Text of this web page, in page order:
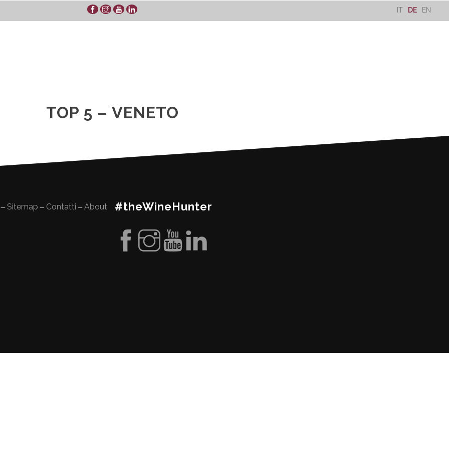
IT DE EN
TOP 5 – VENETO
—Sitemap — Contatti —About
#theWineHunter